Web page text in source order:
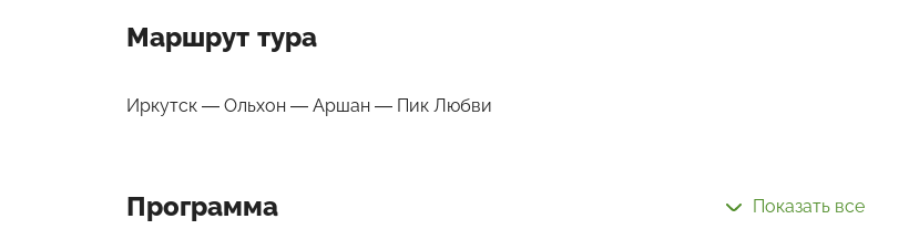
Маршрут тура
Иркутск — Ольхон — Аршан — Пик Любви
Программа Показать все